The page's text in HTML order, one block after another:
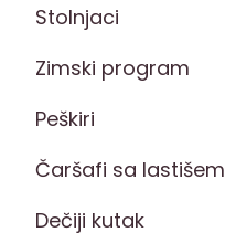
Stolnjaci
Zimski program
Peškiri
Čaršafi sa lastišem
Dečiji kutak